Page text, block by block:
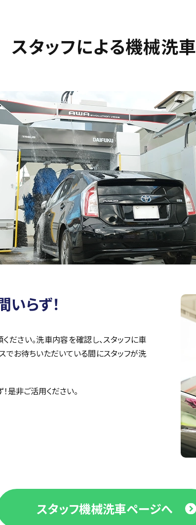
スタッフによる機械洗車
いらず！
ださい。洗車内容を確認し、スタッフに車
でお待ちいただいている間にスタッフが洗
是非ご活用ください。
スタッフ機械洗車ページへ